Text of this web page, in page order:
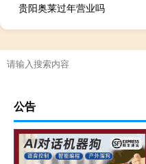
贵阳奥莱过年营业吗
公告